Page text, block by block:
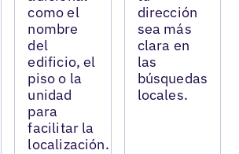
como el
nombre
del
edificio, el
piso o la
unidad
para
facilitar la
localización.
dirección
sea más
clara en
las
búsquedas
locales.